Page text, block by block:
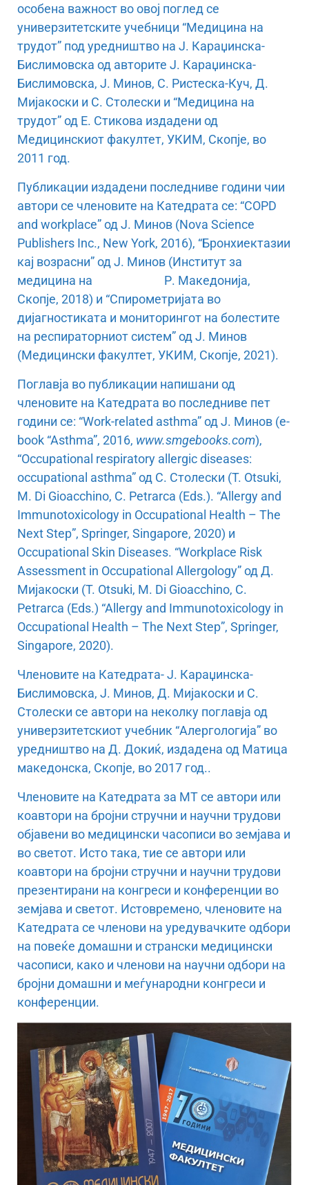
особена важност во овој поглед се
универзитетските учебници “Медицина на
трудот” под уредништво на Ј. Караџинска-
Бислимовска од авторите Ј. Караџинска-
Бислимовска, Ј. Минов, С. Ристеска-Куч, Д.
Мијакоски и С. Столески и “Медицина на
трудот” од Е. Стикова издадени од
Медицинскиот факултет, УКИМ, Скопје, во
2011 год.
Публикации издадени последниве години чии
автори се членовите на Катедрата се: “COPD
and workplace” од Ј. Минов (Nova Science
Publishers Inc., New York, 2016), “Бронхиектазии
кај возрасни” од Ј. Минов (Институт за
медицина на Р. Македонија,
Скопје, 2018) и “Спирометријата во
дијагностиката и мониторингот на болестите
на респираторниот систем” од Ј. Минов
(Медицински факултет, УКИМ, Скопје, 2021).
Поглавја во публикации напишани од
членовите на Катедрата во последниве пет
години се: “Work-related asthma” од Ј. Минов (e-
book “Asthma”, 2016, www.smgebooks.com),
“Occupational respiratory allergic diseases:
occupational asthma” од С. Столески (T. Otsuki,
M. Di Gioacchino, C. Petrarca (Eds.). “Allergy and
Immunotoxicology in Occupational Health – The
Next Step”, Springer, Singapore, 2020) и
Occupational Skin Diseases. “Workplace Risk
Assessment in Occupational Allergology” од Д.
Мијакоски (T. Otsuki, M. Di Gioacchino, C.
Petrarca (Eds.) “Allergy and Immunotoxicology in
Occupational Health – The Next Step”, Springer,
Singapore, 2020).
Членовите на Катедрата- Ј. Караџинска-
Бислимовска, Ј. Минов, Д. Мијакоски и С.
Столески се автори на неколку поглавја од
универзитетскиот учебник “Алергологија” во
уредништво на Д. Докиќ, издадена од Матица
македонска, Скопје, во 2017 год..
Членовите на Катедрата за МТ се автори или
коавтори на бројни стручни и научни трудови
објавени во медицински часописи во земјава и
во светот. Исто така, тие се автори или
коавтори на бројни стручни и научни трудови
презентирани на конгреси и конференции во
земјава и светот. Истовремено, членовите на
Катедрата се членови на уредувачките одбори
на повеќе домашни и странски медицински
часописи, како и членови на научни одбори на
бројни домашни и меѓународни конгреси и
конференции.